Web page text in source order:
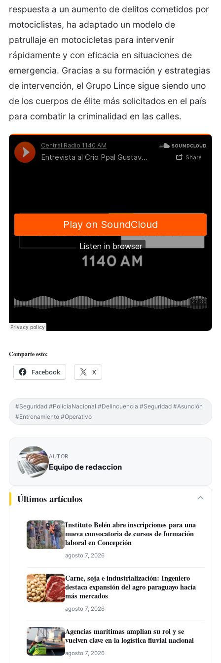
respuesta a un aumento de delitos cometidos por
motociclistas, ha adaptado un modelo de
patrullaje en motocicletas para intervenir
rápidamente y con eficacia en situaciones de
emergencia. Gracias a su formación y estrategias
de intervención, el Grupo Lince sigue siendo uno
de los cuerpos de élite más solicitados en el país
para combatir la criminalidad en las calles.
Comparte esto:
Facebook X
#Seguridad #PolicíaNacional #Delincuencia #Seguridad #Asunción
#Entrenamiento #Operativo
AUTOR
Equipo de redaccion
Últimos artículos
Instituto Belén abre inscripciones para una
nueva convocatoria de cursos de formación
laboral en Concepción
agosto 7, 2026
Carne, soja e industrialización: Ingeniero
destaca expansión del agro paraguayo hacia
más mercados
agosto 7, 2026
Agencias marítimas amplían su rol y se
vuelven clave en la logística fluvial nacional
agosto 7, 2026